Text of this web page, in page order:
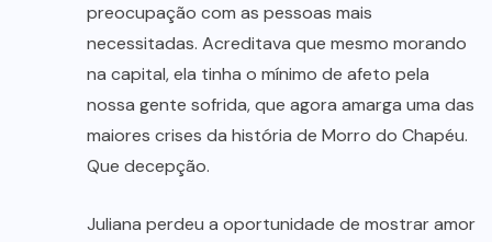
preocupação com as pessoas mais
necessitadas. Acreditava que mesmo morando
na capital, ela tinha o mínimo de afeto pela
nossa gente sofrida, que agora amarga uma das
maiores crises da história de Morro do Chapéu.
Que decepção.
Juliana perdeu a oportunidade de mostrar amor